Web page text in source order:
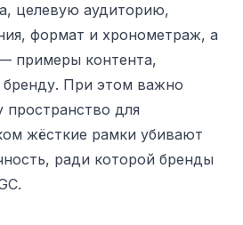
целевую аудиторию,
формат и хронометраж, а
примеры контента,
бренду. При этом важно
пространство для
жёсткие рамки убивают
ради которой бренды